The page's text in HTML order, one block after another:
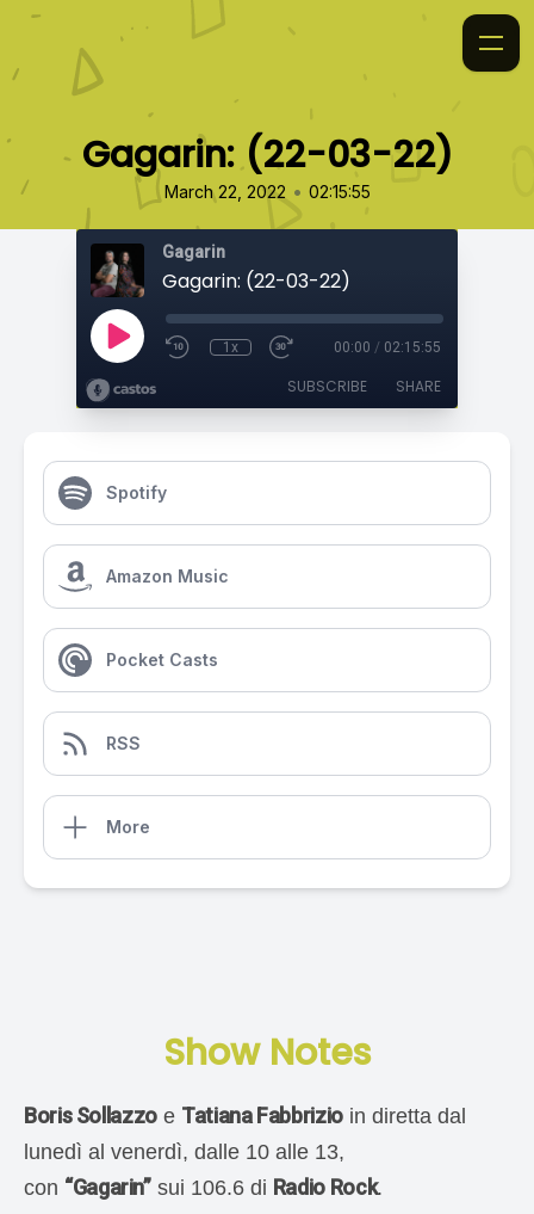
Gagarin: (22-03-22)
March 22, 2022 • 02:15:55
Gagarin
Gagarin: (22-03-22)
1x 00:00 / 02:15:55
SUBSCRIBE SHARE
Spotify
Amazon Music
Pocket Casts
RSS
More
Show Notes
Boris Sollazzoe Tatiana Fabbrizioin diretta dal
lunedì al venerdì, dalle 10 alle 13,
con “Gagarin”sui 106.6 di Radio Rock.